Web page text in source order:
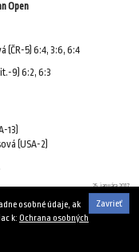
Open
(ČR-5) 6:4, 3:6, 6:4
9) 6:2, 6:3
13)
(USA-2)
25. januára 2017
Zavrieť
osobné údaje, ak
k: Ochrana osobných